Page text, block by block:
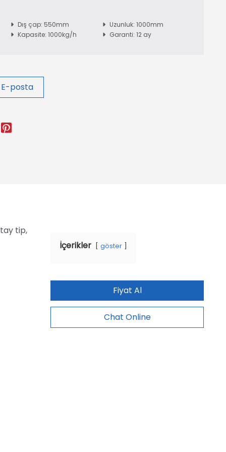
Dış çap: 550mm
Uzunluk: 1000mm
Kapasite: 1000kg/h Garanti: 12 ay
posta
tip,
İçerikler göster
Fiyat Al
Chat Online